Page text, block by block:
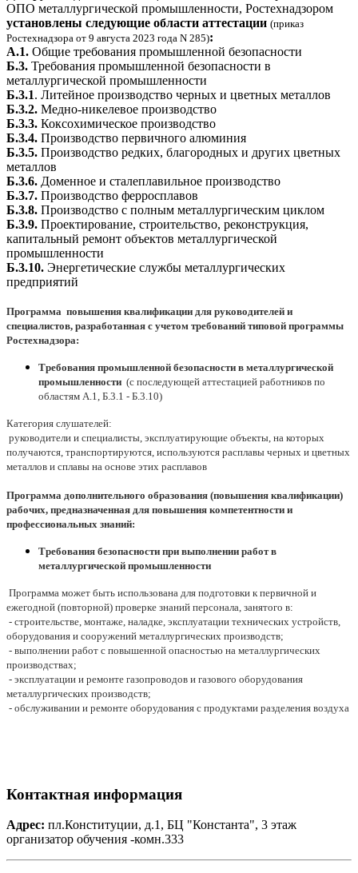
ОПО металлургической промышленности, Ростехнадзором
установлены следующие области аттестации (приказ
Ростехнадзора от 9 августа 2023 года N 285):
А.1. Общие требования промышленной безопасности
Б.3. Требования промышленной безопасности в
металлургической промышленности
Б.3.1. Литейное производство черных и цветных металлов
Б.3.2. Медно-никелевое производство
Б.3.3. Коксохимическое производство
Б.3.4. Производство первичного алюминия
Б.3.5. Производство редких, благородных и других цветных
металлов
Б.3.6. Доменное и сталеплавильное производство
Б.3.7. Производство ферросплавов
Б.3.8. Производство с полным металлургическим циклом
Б.3.9. Проектирование, строительство, реконструкция,
капитальный ремонт объектов металлургической
промышленности
Б.3.10. Энергетические службы металлургических
предприятий
Программа повышения квалификации для руководителей и
специалистов, разработанная с учетом требований типовой программы
Ростехнадзора:
Требования промышленной безопасности в металлургической
промышленности (с последующей аттестацией работников по
областям А.1, Б.3.1 - Б.3.10)
Категория слушателей:
руководители и специалисты, эксплуатирующие объекты, на которых
получаются, транспортируются, используются расплавы черных и цветных
металлов и сплавы на основе этих расплавов
Программа дополнительного образования (повышения квалификации)
рабочих, предназначенная для повышения компетентности и
профессиональных знаний:
Требования безопасности при выполнении работ в
металлургической промышленности
Программа может быть использована для подготовки к первичной и
ежегодной (повторной) проверке знаний персонала, занятого в:
- строительстве, монтаже, наладке, эксплуатации технических устройств,
оборудования и сооружений металлургических производств;
- выполнении работ с повышенной опасностью на металлургических
производствах;
- эксплуатации и ремонте газопроводов и газового оборудования
металлургических производств;
- обслуживании и ремонте оборудования с продуктами разделения воздуха
Контактная информация
Адрес: пл.Конституции, д.1, БЦ "Константа", 3 этаж
организатор обучения -комн.333